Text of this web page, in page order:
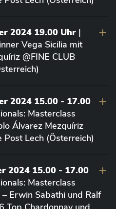
2024 19.00 Uhr |
Vega Sicilia mit
@FINE CLUB
2024 15.00 - 17.00
Masterclass
Álvarez Mezquíriz
Post Lech (Österreich)
2024 15.00 - 17.00
Masterclass
Erwin Sabathi und Ralf